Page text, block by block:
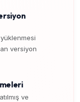
versiyon
ve